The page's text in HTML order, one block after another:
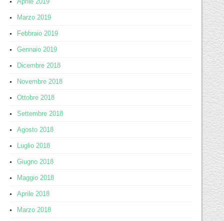
Marzo 2019
Febbraio 2019
Gennaio 2019
Dicembre 2018
Novembre 2018
Ottobre 2018
Settembre 2018
Agosto 2018
Luglio 2018
Giugno 2018
Maggio 2018
Aprile 2018
Marzo 2018